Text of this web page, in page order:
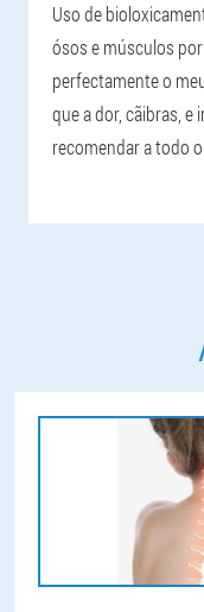
Uso de
ósos e músculos
perfectamente o
que a dor, cãibras, e
recomendar a todo